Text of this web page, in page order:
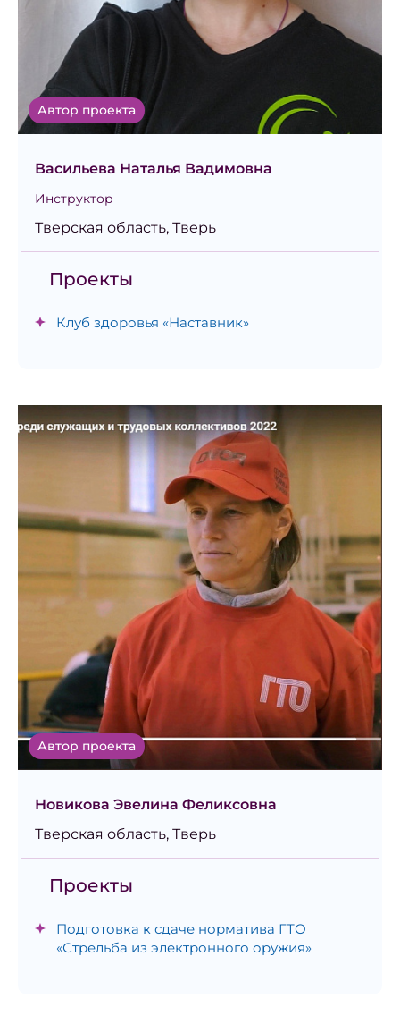
Автор проекта
Васильева Наталья Вадимовна
Инструктор
Тверская область, Тверь
Проекты
Клуб здоровья «Наставник»
Автор проекта
Новикова Эвелина Феликсовна
Тверская область, Тверь
Проекты
Подготовка к сдаче норматива ГТО
«Стрельба из электронного оружия»